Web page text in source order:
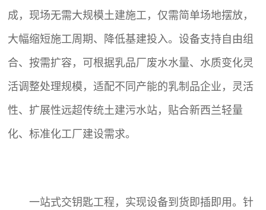
成，现场无需大规模土建施工，仅需简单场地摆放，
大幅缩短施工周期、降低基建投入。设备支持自由组
合、按需扩容，可根据乳品厂废水水量、水质变化灵
活调整处理规模，适配不同产能的乳制品企业，灵活
性、扩展性远超传统土建污水站，贴合新西兰轻量
化、标准化工厂建设需求。
一站式交钥匙工程，实现设备到货即插即用。针